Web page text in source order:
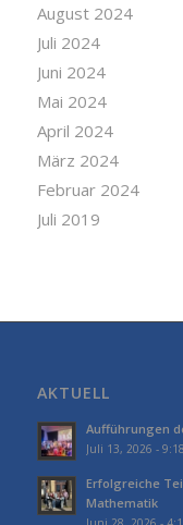
August 2024
Juli 2024
Juni 2024
Mai 2024
April 2024
März 2024
Februar 2024
Juli 2019
AKTUELL
Aufführungen
Juli 13, 2026 -
Erfolgreiche
Mathematik